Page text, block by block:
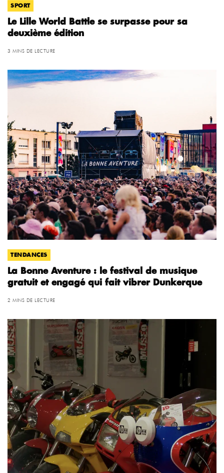
SPORT
Le Lille World Battle se surpasse pour sa
deuxième édition
3 MINS DE LECTURE
TENDANCES
La Bonne Aventure : le festival de musique
gratuit et engagé qui fait vibrer Dunkerque
2 MINS DE LECTURE